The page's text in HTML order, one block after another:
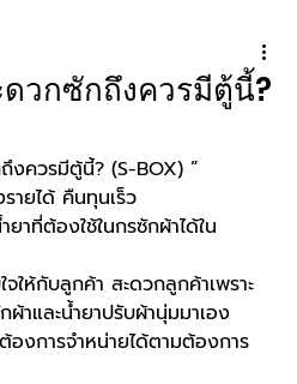
ดวกซักถึงควรมีตู้นี้?
งควรมีตู้นี้? (S-BOX) ”
ายได้ คืนทุนเร็ว
ยาที่ต้องใช้ในกรซักผ้าได้ใน
จให้กับลูกค้า สะดวกลูกค้าเพราะ
ผ้าและน้ำยาปรับผ้านุ่มมาเอง
งการจำหน่ายได้ตามต้องการ